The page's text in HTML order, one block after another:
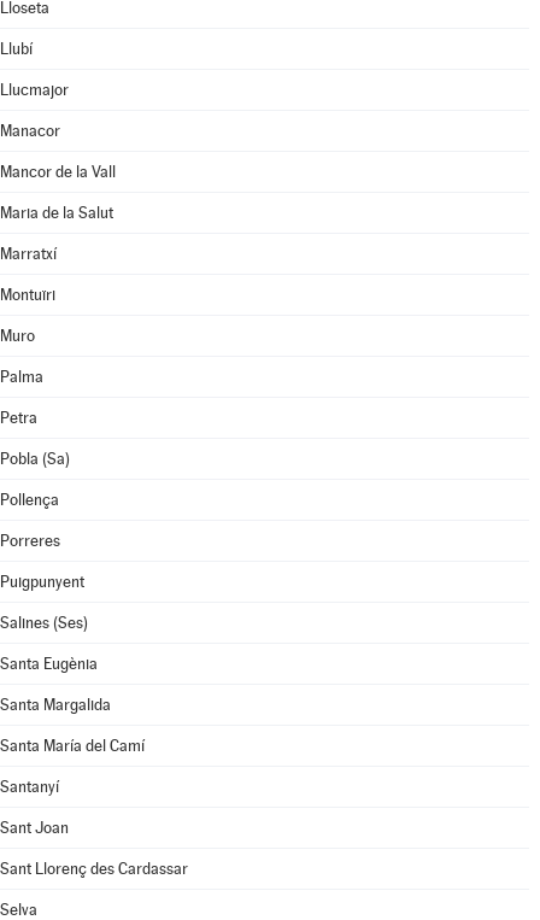
Lloseta
Llubí
Llucmajor
Manacor
Mancor de la Vall
Maria de la Salut
Marratxí
Montuïri
Muro
Palma
Petra
Pobla (Sa)
Pollença
Porreres
Puigpunyent
Salines (Ses)
Santa Eugènia
Santa Margalida
Santa María del Camí
Santanyí
Sant Joan
Sant Llorenç des Cardassar
Selva